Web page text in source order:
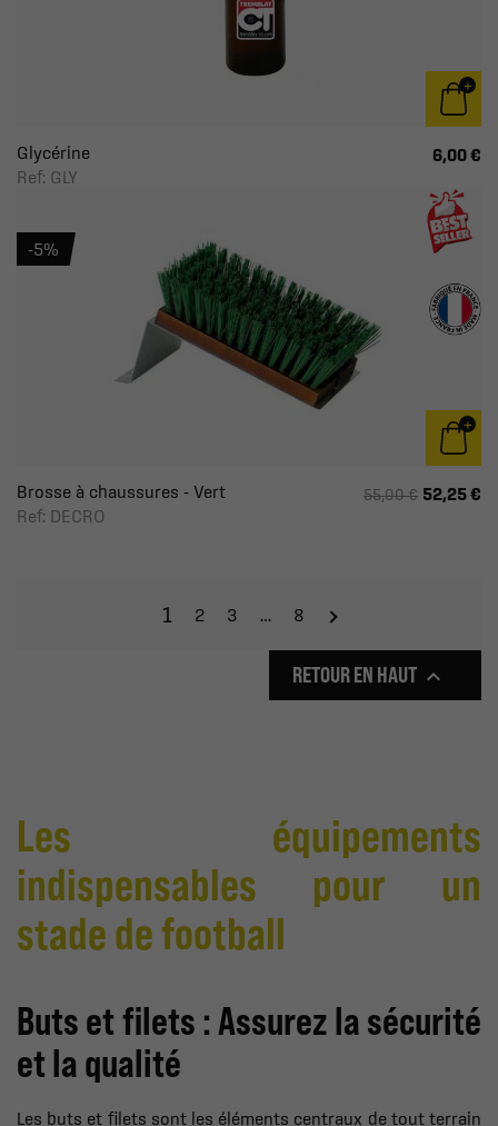
Glycérine
Ref: GLY
6,00 €
Brosse à chaussures - Vert
Ref: DECRO
55,00 € 52,25 €
-5%
1 2 3 … 8
RETOUR EN HAUT 
Les équipements
indispensables pour un
stade de football
Buts et filets : Assurez la sécurité
et la qualité
Les buts et filets sont les éléments centraux de tout terrain